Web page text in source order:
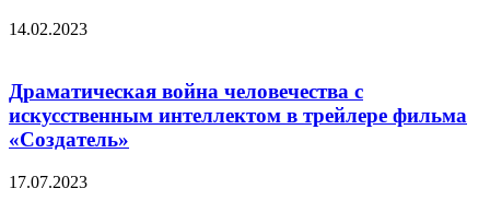
14.02.2023
Драматическая война человечества с
искусственным интеллектом в трейлере фильма
«Создатель»
17.07.2023